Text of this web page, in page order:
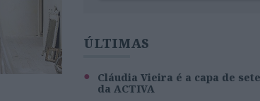
ÚLTIMAS
Cláudia Vieira é a capa de
da ACTIVA